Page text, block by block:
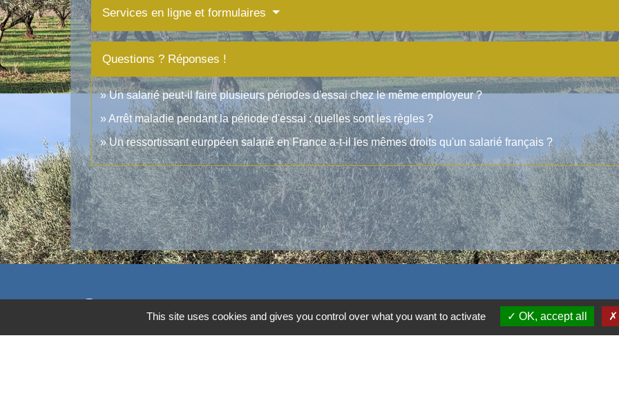
Services en ligne et formulaires
Questions ? Réponses !
Un salarié peut-il faire plusieurs périodes d'essai chez le même employeur ?
Arrêt maladie pendant la période d'essai : quelles sont les règles ?
Un ressortissant européen salarié en France a-t-il les mêmes droits qu'un salarié français ?
ContactsThis site uses cookies and gives you control over what you want to activate OK, accept all